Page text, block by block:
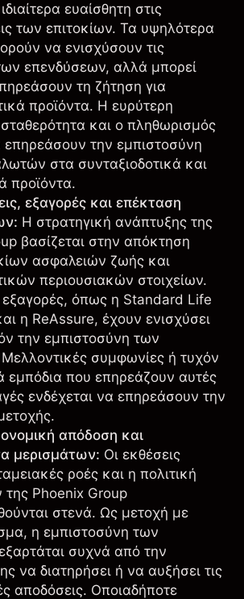
ευαίσθητη στις
των επιτοκίων. Τα υψηλότερα
να ενισχύσουν τις
επενδύσεων, αλλά μπορεί
τη ζήτηση για
προϊόντα. Η ευρύτερη
και ο πληθωρισμός
την εμπιστοσύνη
στα συνταξιοδοτικά και
προϊόντα.
εξαγορές και επέκταση
Η στρατηγική ανάπτυξης της
βασίζεται στην απόκτηση
ασφαλειών ζωής και
περιουσιακών στοιχείων.
εξαγορές, όπως η Standard Life
η ReAssure, έχουν ενισχύσει
την εμπιστοσύνη των
συμφωνίες ή τυχόν
εμπόδια που επηρεάζουν αυτές
ενδέχεται να επηρεάσουν την
απόδοση και
μερισμάτων: Οι εκθέσεις
ροές και η πολιτική
της Phoenix Group
στενά. Ως μετοχή με
η εμπιστοσύνη των
συχνά από την
να διατηρήσει ή να αυξήσει τις
αποδόσεις. Οποιαδήποτε